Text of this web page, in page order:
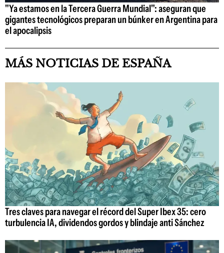
"Ya estamos en la Tercera Guerra Mundial": aseguran que
gigantes tecnológicos preparan un búnker en Argentina para
el apocalipsis
MÁS NOTICIAS DE ESPAÑA
Tres claves para navegar el récord del Super Ibex 35: cero
turbulencia IA, dividendos gordos y blindaje anti Sánchez